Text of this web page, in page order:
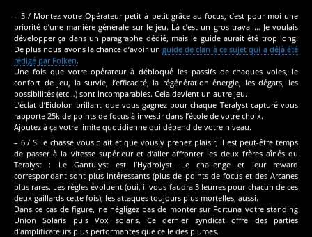
– 5 / Montez votre Opérateur petit à petit grâce au focus, c’est pour moi une
priorité d’une manière générale sur le jeu. Là c’est un gros travail… Je voulais
développer ça dans un paragraphe dédié, mais le guide aurait été trop long.
De plus nous avons la chance d’avoir un guide de clan à ce sujet qui a déjà été
rédigé par Folken.
Une fois que votre opérateur à débloqué les passifs de chaques voies, le
confort de jeu, la survie, l’efficacité, la régénération énergie, les dégats, les
possibilités (etc…) sont incomparables. Cela devient un autre jeu.
L’éclat d’Eidolon brillant que vous gagnez pour chaque Teralyst capturé vous
rapporte 25k de points de focus à investir dans l’école de votre choix.
Ajoutez à ça votre limite quotidienne qui dépend de votre niveau.
– 6 / Si le chasse vous plait et que vous y prenez plaisir, il est peut-être temps
de passer à la vitesse supérieur et d’aller affronter les deux frères aînés du
Teralyst : Le Gantulyst est l’Hydrolyst. Le challenge et leur reward
correspondant sont plus intéressants (plus de points de focus et des Arcanes
plus rares. Les règles évoluent (oui, il vous faudra 3 leurres pour chacun de ces
deux gaillards cette fois), les attaques toujours plus mortelles, aussi.
Dans ce cas de figure, ne négligez pas de monter sur Fortuna votre standing
Union Solaris puis Vox solaris. Ce dernier syndicat offre des parties
d’amplificateurs plus performantes que celle des plumes.